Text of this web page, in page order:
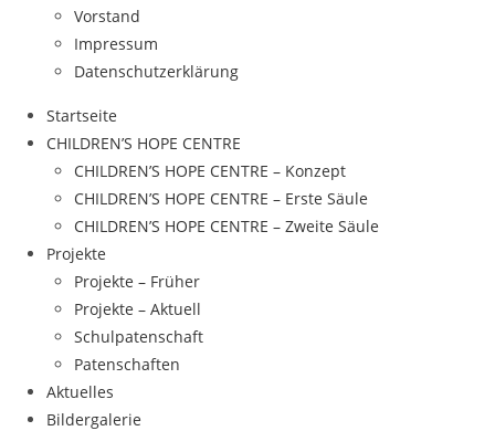
Vorstand
Impressum
Datenschutzerklärung
Startseite
CHILDREN’S HOPE CENTRE
CHILDREN’S HOPE CENTRE – Konzept
CHILDREN’S HOPE CENTRE – Erste Säule
CHILDREN’S HOPE CENTRE – Zweite Säule
Projekte
Projekte – Früher
Projekte – Aktuell
Schulpatenschaft
Patenschaften
Aktuelles
Bildergalerie